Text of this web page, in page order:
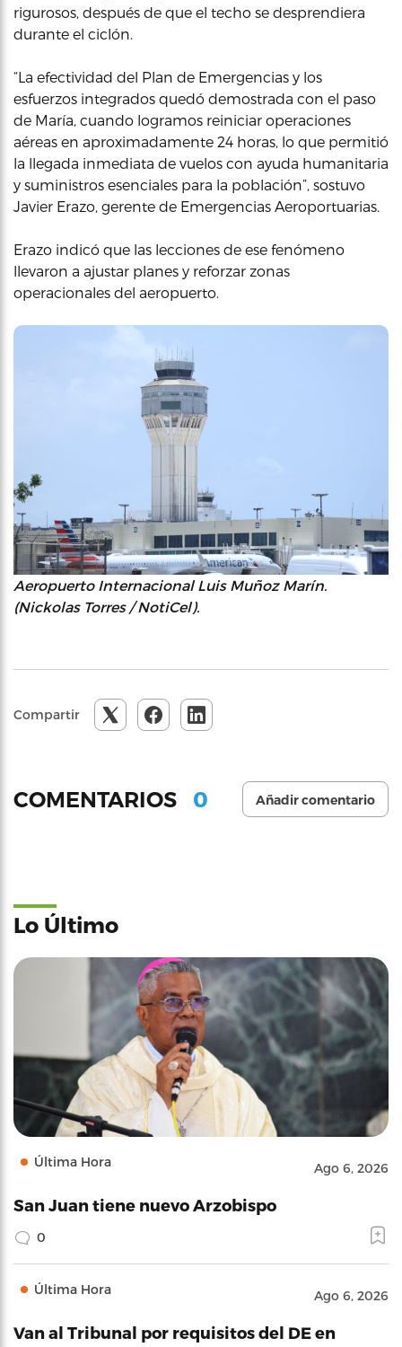
rigurosos, después de que el techo se desprendiera
durante el ciclón.
“La efectividad del Plan de Emergencias y los
esfuerzos integrados quedó demostrada con el paso
de María, cuando logramos reiniciar operaciones
aéreas en aproximadamente 24 horas, lo que permitió
la llegada inmediata de vuelos con ayuda humanitaria
y suministros esenciales para la población”, sostuvo
Javier Erazo, gerente de Emergencias Aeroportuarias.
Erazo indicó que las lecciones de ese fenómeno
llevaron a ajustar planes y reforzar zonas
operacionales del aeropuerto.
Aeropuerto Internacional Luis Muñoz Marín.
(Nickolas Torres / NotiCel).
Compartir
COMENTARIOS 0 Añadir comentario
Lo Último
Última Hora Ago 6, 2026
San Juan tiene nuevo Arzobispo
0
Última Hora Ago 6, 2026
Van al Tribunal por requisitos del DE en